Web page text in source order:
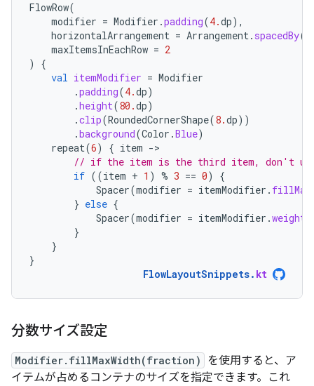
FlowRow(
modifier = Modifier .padding(4.dp),
horizontalArrangement = Arrangement. spacedBy(
maxItemsInEachRow = 2
)
{
val itemModifier = Modifier
.padding(4.dp)
.height(80.dp)
.clip(RoundedCornerShape(8.dp))
.background(Color .Blue)
repeat(6) { item -
// if the item is the third item, don't
if ((item + 1 ) % 3 == 0)
{
Spacer(modifier = itemModifier .
} else {
Spacer(modifier = itemModifier .weight
}
}
}
FlowLayoutSnippets. kt
分数サイズ設定
Modifier.fillMaxWidth(fraction)
を使用すると、ア
イテムが占めるコンテナのサイズを指定できます。これ